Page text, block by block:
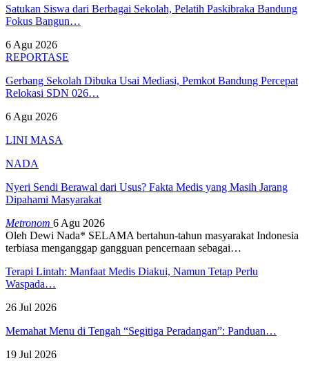
Satukan Siswa dari Berbagai Sekolah, Pelatih Paskibraka Bandung
Fokus Bangun…
6 Agu 2026
REPORTASE
Gerbang Sekolah Dibuka Usai Mediasi, Pemkot Bandung Percepat
Relokasi SDN 026…
6 Agu 2026
LINI MASA
NADA
Nyeri Sendi Berawal dari Usus? Fakta Medis yang Masih Jarang
Dipahami Masyarakat
Metronom 6 Agu 2026
Oleh Dewi Nada* SELAMA bertahun-tahun masyarakat Indonesia
terbiasa menganggap gangguan pencernaan sebagai…
Terapi Lintah: Manfaat Medis Diakui, Namun Tetap Perlu
Waspada…
26 Jul 2026
Memahat Menu di Tengah “Segitiga Peradangan”: Panduan…
19 Jul 2026